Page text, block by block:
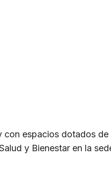
espacios dotados de
y Bienestar en la